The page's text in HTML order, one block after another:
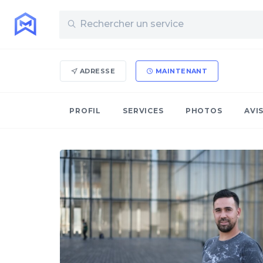
ADRESSE MAINTENANT
PROFIL SERVICES PHOTOS